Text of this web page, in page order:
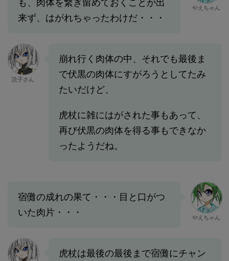
も、肉体を繋ぎ留めておくことが出
来ず、はがれちゃったわけだ・・・
やえちゃん
読子さん
崩れ行く肉体の中、それでも最後ま
で伏黒の肉体にすがろうとしてたみ
たいだけど、
虎杖に雑にはがされた事もあって、
再び伏黒の肉体を得る事もできなか
ったようだね。
宿儺の成れの果て・・・目と口がつ
いた肉片・・・
やえちゃん
虎杖は最後の最後まで宿儺にチャン